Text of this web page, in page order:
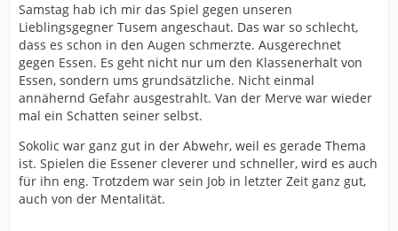
Samstag hab ich mir das Spiel gegen unseren
Lieblingsgegner Tusem angeschaut. Das war so schlecht,
dass es schon in den Augen schmerzte. Ausgerechnet
gegen Essen. Es geht nicht nur um den Klassenerhalt von
Essen, sondern ums grundsätzliche. Nicht einmal
annähernd Gefahr ausgestrahlt. Van der Merve war wieder
mal ein Schatten seiner selbst.
Sokolic war ganz gut in der Abwehr, weil es gerade Thema
ist. Spielen die Essener cleverer und schneller, wird es auch
für ihn eng. Trotzdem war sein Job in letzter Zeit ganz gut,
auch von der Mentalität.